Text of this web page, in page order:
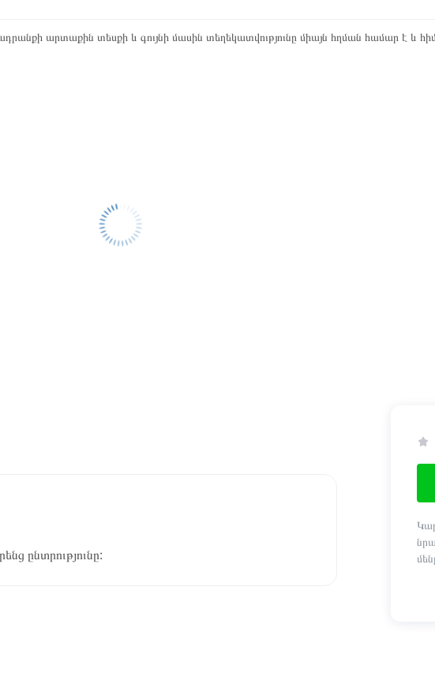
արտաքին տեսքի և գույնի մասին տեղեկատվությունը միայն հղման համար է և
ընտրությունը: